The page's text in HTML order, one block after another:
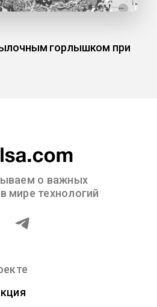
горлышком при
о важных
мире технологий